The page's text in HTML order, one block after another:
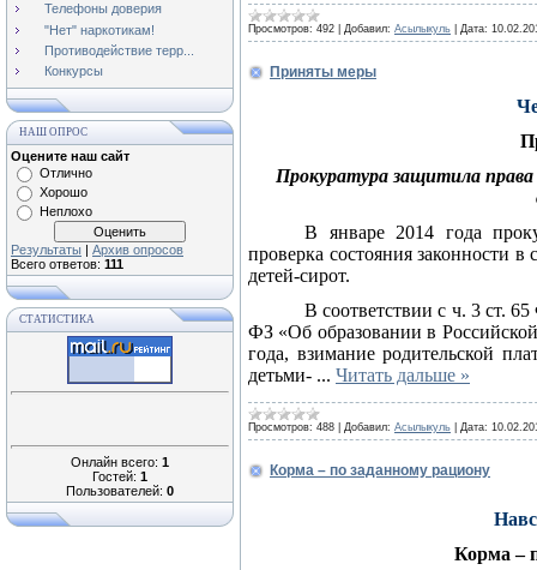
Телефоны доверия
"Нет" наркотикам!
Противодействие терр...
Конкурсы
НАШ ОПРОС
Оцените наш сайт
Отлично
Хорошо
Неплохо
Результаты | Архив опросов
Всего ответов: 111
СТАТИСТИКА
Онлайн всего: 1
Гостей: 1
Пользователей: 0
Просмотров: 492 Добавил: Асылыкуль Дата:
Приняты меры
Прокуратура защитила
В январе 2014 года
проверка состояния законности
детей-сирот.
В соответствии с ч. 3 ст.
ФЗ «Об образовании в
года, взимание родительской
детьми- ... Читать дальше »
Просмотров: 488 Добавил: Асылыкуль Дата:
Корма – по заданному рациону
Корма –